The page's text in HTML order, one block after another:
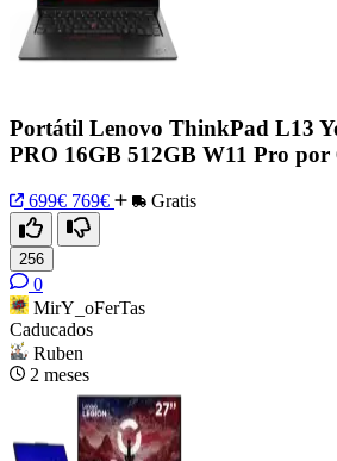
Portátil Lenovo ThinkPad L13
PRO 16GB 512GB W11 Pro por
699€ 769€ Gratis
256
0
MirY_oFerTas
Caducados
Ruben
2 meses